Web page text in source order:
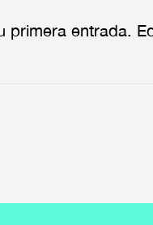
primera entrada.